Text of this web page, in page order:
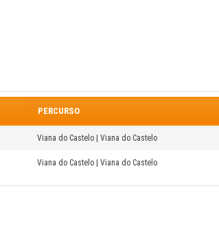
PERCURSO
Viana do Castelo | Viana do Castelo
Viana do Castelo | Viana do Castelo